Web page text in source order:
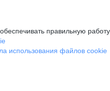
правильную
использования файлов cookie